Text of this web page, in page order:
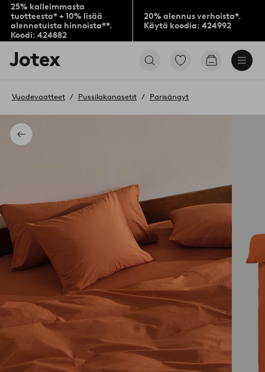
25% kalleimmasta
tuotteesta* + 10% lisää
alennetuista hinnoista**.
Koodi: 424882
20% alennus verhoista*.
Käytä koodia: 424992
Jotex-
logo
aloitussivulle
Siirry
Siirry
Takaisin
Vuodevaatteet Pussilakanasetit Parisängyt